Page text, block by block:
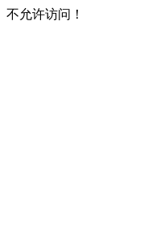
不允许访问！